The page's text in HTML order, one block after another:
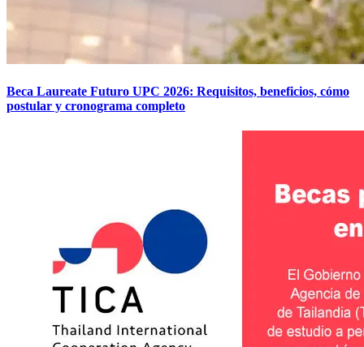
Beca Laureate Futuro UPC 2026: Requisitos, beneficios, cómo
postular y cronograma completo